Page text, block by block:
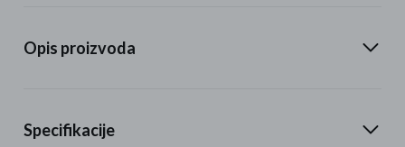
Opis proizvoda
Specifikacije